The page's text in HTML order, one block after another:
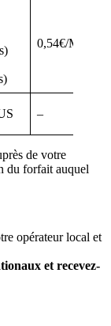
0,54€/Mo
–
de votre
du forfait auquel
opérateur local et
et recevez-